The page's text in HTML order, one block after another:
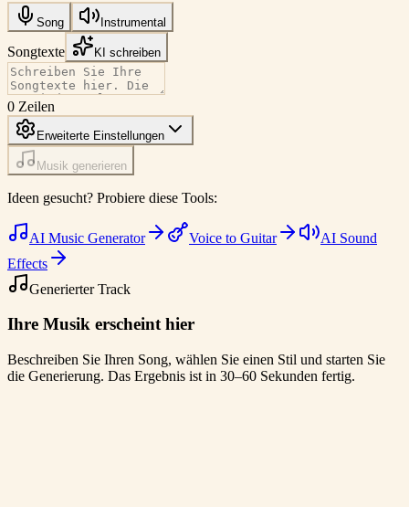
Song Instrumental
Songtexte KI schreiben
0 Zeilen
Erweiterte Einstellungen
Musik generieren
Ideen gesucht? Probiere diese Tools:
AI Music Generator Voice to Guitar
AI Sound
Effects
Generierter Track
Ihre Musik erscheint hier
Beschreiben Sie Ihren Song, wählen Sie einen Stil und starten Sie
die Generierung. Das Ergebnis ist in 30–60 Sekunden fertig.